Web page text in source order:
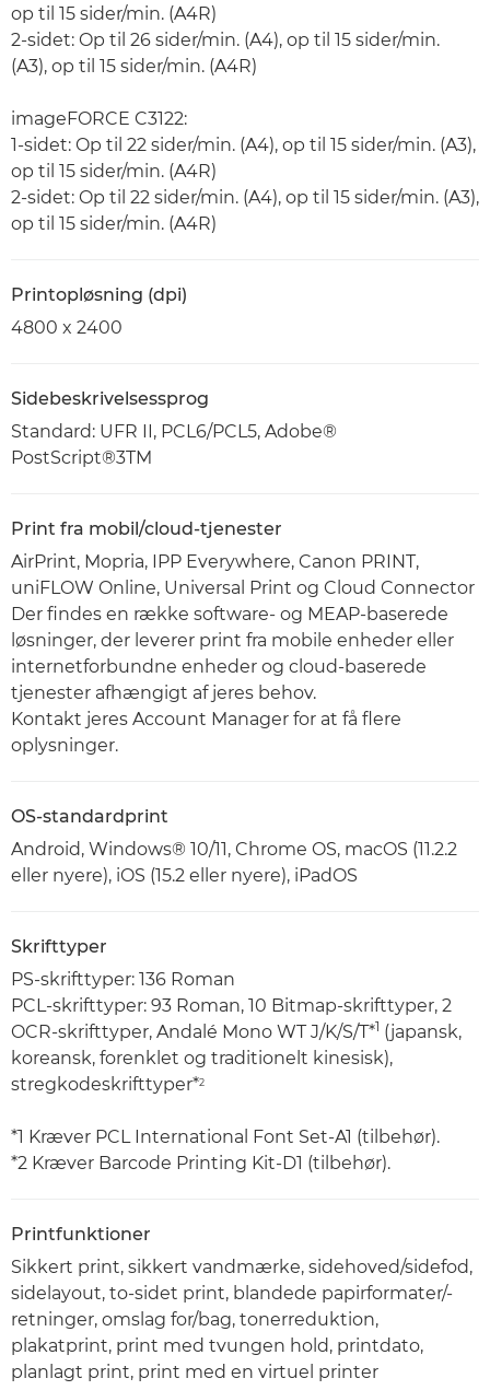
op til 15 sider/min. (A4R)
2-sidet: Op til 26 sider/min. (A4), op til 15 sider/min.
(A3), op til 15 sider/min. (A4R)
imageFORCE C3122:
1-sidet: Op til 22 sider/min. (A4), op til 15 sider/min. (A3),
op til 15 sider/min. (A4R)
2-sidet: Op til 22 sider/min. (A4), op til 15 sider/min. (A3),
op til 15 sider/min. (A4R)
Printopløsning (dpi)
4800 x 2400
Sidebeskrivelsessprog
Standard: UFR II, PCL6/PCL5, Adobe®
PostScript®3TM
Print fra mobil/cloud-tjenester
AirPrint, Mopria, IPP Everywhere, Canon PRINT,
uniFLOW Online, Universal Print og Cloud Connector
Der findes en række software- og MEAP-baserede
løsninger, der leverer print fra mobile enheder eller
internetforbundne enheder og cloud-baserede
tjenester afhængigt af jeres behov.
Kontakt jeres Account Manager for at få flere
oplysninger.
OS-standardprint
Android, Windows® 10/11, Chrome OS, macOS (11.2.2
eller nyere), iOS (15.2 eller nyere), iPadOS
Skrifttyper
PS-skrifttyper: 136 Roman
PCL-skrifttyper: 93 Roman, 10 Bitmap-skrifttyper, 2
OCR-skrifttyper, Andalé Mono WT J/K/S/T*1 (japansk,
koreansk, forenklet og traditionelt kinesisk),
stregkodeskrifttyper*2
*1 Kræver PCL International Font Set-A1 (tilbehør).
*2 Kræver Barcode Printing Kit-D1 (tilbehør).
Printfunktioner
Sikkert print, sikkert vandmærke, sidehoved/sidefod,
sidelayout, to-sidet print, blandede papirformater/-
retninger, omslag for/bag, tonerreduktion,
plakatprint, print med tvungen hold, printdato,
planlagt print, print med en virtuel printer